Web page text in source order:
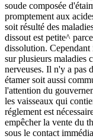
soude composée
promptement aux
soit résulté des
dissout est petite^
dissolution.
sur plusieurs maladies
nerveuses. Il n'y a pas
étamer soit aussi
l'attention du
les vaisseaux qui
réglement est
empêcher la vente du
sous le contact